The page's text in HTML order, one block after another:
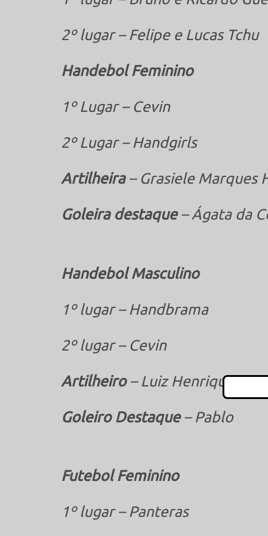
2º lugar – Felipe e Lucas Tchu
Handebol Feminino
1º Lugar – Cevin
2º Lugar – Handgirls
Artilheira– Grasiele Marques
Goleira destaque– Ágata da
Handebol Masculino
1º lugar – Handbrama
2º lugar – Cevin
Artilheiro– Luiz Henrique
Goleiro Destaque– Pablo
Futebol Feminino
1º lugar – Panteras